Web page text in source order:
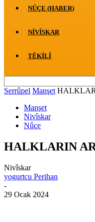
NÛÇE (HABER)
NIVÎSKAR
TÊKILÎ
Serrûpel Manşet
Manşet
Nivîskar
Nûçe
HALKLARIN
Nivîskar
yogurtcu Perihan
-
29 Ocak 2024